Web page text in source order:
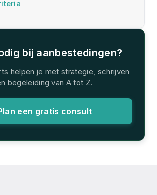
bij aanbestedingen?
helpen je met strategie, schrijven
begeleiding van A tot Z.
een gratis consult